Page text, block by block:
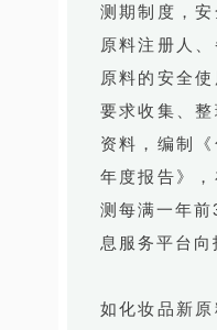
测期制度，
原料注册人
原料的安全
要求收集、
资料，编制
年度报告》
测每满一年
息服务平台向
如化妆品新